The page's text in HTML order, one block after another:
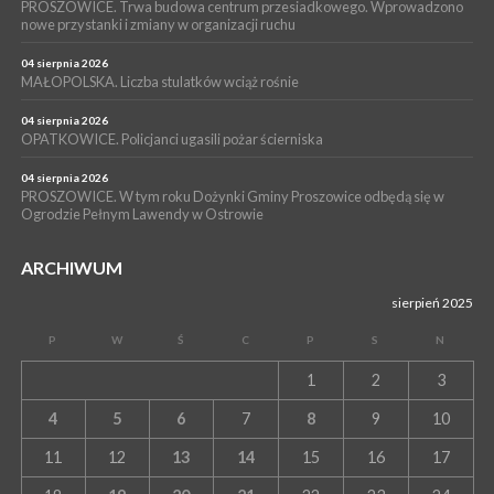
NOC CIEM
15 lipca 2026
PROSZOWICE. Już za tydzień kolejne zajęcia z cyklu „Wakacyjne
PROSZOWICE. Trwa budowa centrum przesiadkowego. Wprowadzono
nowe przystanki i zmiany w organizacji ruchu
04 sierpnia 2026
MAŁOPOLSKA. Liczba stulatków wciąż rośnie
04 sierpnia 2026
OPATKOWICE. Policjanci ugasili pożar ścierniska
04 sierpnia 2026
PROSZOWICE. W tym roku Dożynki Gminy Proszowice odbędą się w
Ogrodzie Pełnym Lawendy w Ostrowie
ARCHIWUM
sierpień 2025
P W Ś C P S N
1 2 3
4 5 6 7 8 9 10
11 12 13 14 15 16 17